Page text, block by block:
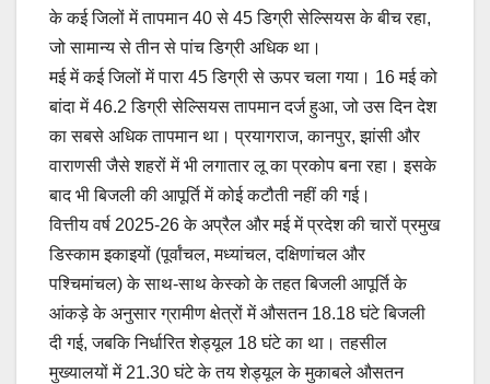
के कई जिलों में तापमान 40 से 45 डिग्री सेल्सियस के बीच रहा,
जो सामान्य से तीन से पांच डिग्री अधिक था।
मई में कई जिलों में पारा 45 डिग्री से ऊपर चला गया। 16 मई को
बांदा में 46.2 डिग्री सेल्सियस तापमान दर्ज हुआ, जो उस दिन देश
का सबसे अधिक तापमान था। प्रयागराज, कानपुर, झांसी और
वाराणसी जैसे शहरों में भी लगातार लू का प्रकोप बना रहा। इसके
बाद भी बिजली की आपूर्ति में कोई कटौती नहीं की गई।
वित्तीय वर्ष 2025-26 के अप्रैल और मई में प्रदेश की चारों प्रमुख
डिस्काम इकाइयों (पूर्वांचल, मध्यांचल, दक्षिणांचल और
पश्चिमांचल) के साथ-साथ केस्को के तहत बिजली आपूर्ति के
आंकड़े के अनुसार ग्रामीण क्षेत्रों में औसतन 18.18 घंटे बिजली
दी गई, जबकि निर्धारित शेड्यूल 18 घंटे का था। तहसील
मुख्यालयों में 21.30 घंटे के तय शेड्यूल के मुकाबले औसतन